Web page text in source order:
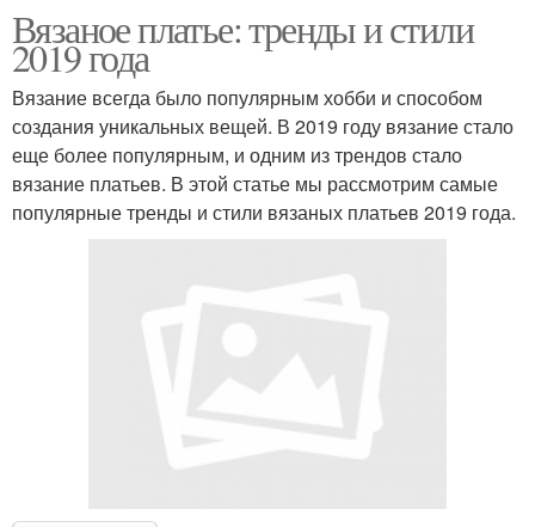
Вязаное платье: тренды и стили
2019 года
Вязание всегда было популярным хобби и способом
создания уникальных вещей. В 2019 году вязание стало
еще более популярным, и одним из трендов стало
вязание платьев. В этой статье мы рассмотрим самые
популярные тренды и стили вязаных платьев 2019 года.